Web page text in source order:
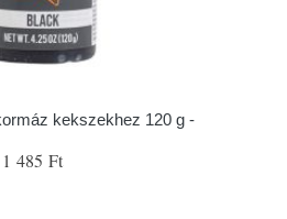
kekszekhez 120 g -
1 485 Ft